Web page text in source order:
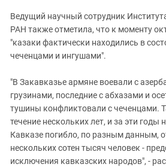
Ведущий научный сотрудник
РАН также отметила, что к моменту
"казаки фактически находились в
чеченцами и ингушами".
"В Закавказье армяне воевали с
грузинами, последние с абхазами и
тушины конфликтовали с чеченцами.
течение нескольких лет, и за эти
Кавказе погибло, по разным данным,
нескольких сотен тысяч человек -
исключения кавказских народов", -